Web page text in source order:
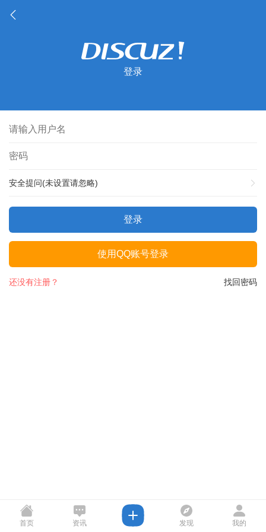
登录
安全提问(未设置请忽略)
登录
使用QQ账号登录
找回密码
还没有注册？
首页 资讯 发现 我的